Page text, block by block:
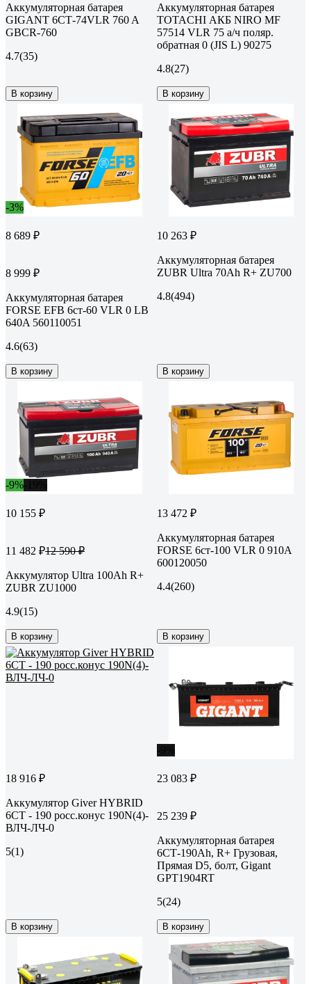
Аккумуляторная батарея
GIGANT 6СТ-74VLR 760 A
GBCR-760
4.7(35)
В корзину
Аккумуляторная батарея
TOTACHI АКБ NIRO MF
57514 VLR 75 а/ч поляр.
обратная 0 (JIS L) 90275
4.8(27)
В корзину
-3%
8 689 ₽
8 999 ₽
Аккумуляторная батарея
FORSE EFB 6ст-60 VLR 0 LB
640A 560110051
4.6(63)
В корзину
10 263 ₽
Аккумуляторная батарея
ZUBR Ultra 70Ah R+ ZU700
4.8(494)
В корзину
-9%
10 155 ₽
11 482 ₽12 590 ₽
Аккумулятор Ultra 100Ah R+
ZUBR ZU1000
4.9(15)
В корзину
13 472 ₽
Аккумуляторная батарея
FORSE 6ст-100 VLR 0 910A
600120050
4.4(260)
В корзину
18 916 ₽
Аккумулятор Giver HYBRID
6СТ - 190 росс.конус 190N(4)-
ВЛЧ-ЛЧ-0
5(1)
В корзину
23 083 ₽
25 239 ₽
Аккумуляторная батарея
6СТ-190Ah, R+ Грузовая,
Прямая D5, болт, Gigant
GPT1904RT
5(24)
В корзину